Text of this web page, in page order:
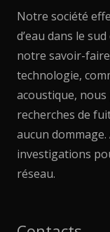
Notre société
d’eau dans le
notre savoir-
technologie,
acoustique,
recherches de
aucun dommage.
investigations
réseau.